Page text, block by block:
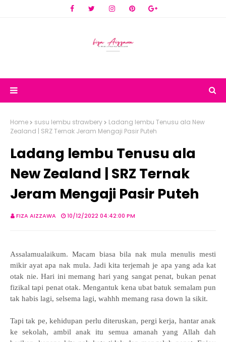
Home susu lembu strawbery
Ladang lembu Tenusu ala New
Zealand | SRZ Ternak Jeram Mengaji Pasir Puteh
Ladang lembu Tenusu ala
New Zealand | SRZ Ternak
Jeram Mengaji Pasir Puteh
FIZA AIZZAWA 10/12/2022 04:42:00 PM
Assalamualaikum. Macam biasa bila nak mula menulis mesti
mikir ayat apa nak mula. Jadi kita terjemah je apa yang ada kat
otak nie. Hari ini memang hari yang sangat penat, bukan penat
fizikal tapi penat otak. Mengantuk kena ubat batuk semalam pun
tak habis lagi, selsema lagi, wahhh memang rasa down la sikit.
Tapi tak pe, kehidupan perlu diteruskan, pergi kerja, hantar anak
ke sekolah, ambil anak itu semua amanah yang Allah dah